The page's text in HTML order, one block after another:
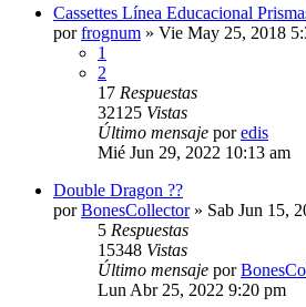
Cassettes Línea Educacional
porfrognum » Vie May 25, 2018
1
2
17 Respuestas
32125 Vistas
Último mensaje poredis
Mié Jun 29, 2022 10:13 am
Double Dragon ??
porBonesCollector» Sab Jun 15,
5 Respuestas
15348 Vistas
Último mensaje por
Lun Abr 25, 2022 9:20 pm